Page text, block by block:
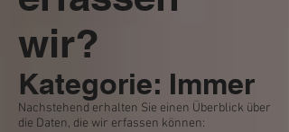
wir?
Kategorie: Immer
Nachstehend erhalten Sie einen Überblick über
die Daten, die wir erfassen können: